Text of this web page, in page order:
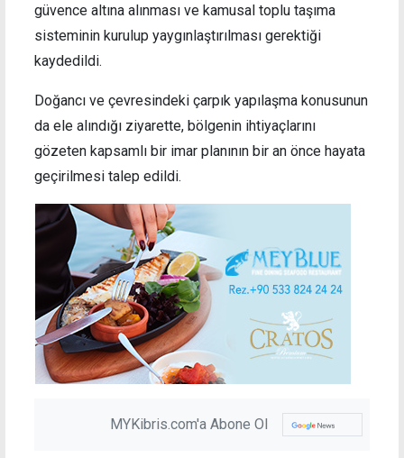
güvence altına alınması ve kamusal toplu taşıma
sisteminin kurulup yaygınlaştırılması gerektiği
kaydedildi.
Doğancı ve çevresindeki çarpık yapılaşma konusunun
da ele alındığı ziyarette, bölgenin ihtiyaçlarını
gözeten kapsamlı bir imar planının bir an önce hayata
geçirilmesi talep edildi.
MYKibris.com'a Abone Ol